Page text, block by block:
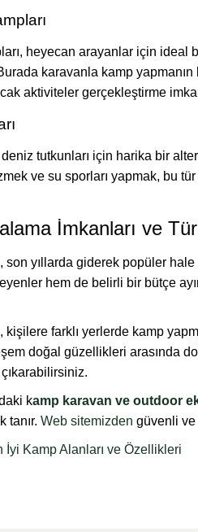
heyecan arayanlar için ideal
karavanla kamp
aktiviteler gerçekleştirme
tutkunları için harika bir
ve su sporları yapmak, bu
İmkanları ve
son yıllarda giderek popüler
hem de belirli bir bütçe
kişilere farklı yerlerde kamp
doğal güzellikleri arasında
çıkarabilirsiniz.
kamp karavan ve outdoor
tanır. Web sitemizden güvenli ve
İyi Kamp Alanları ve Özellikleri